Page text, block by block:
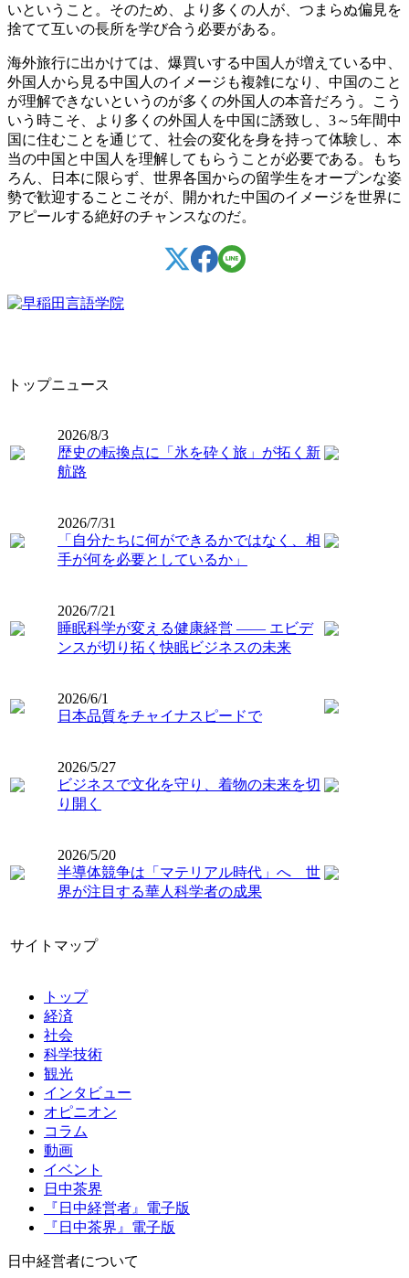
いということ。そのため、より多くの人が、つまらぬ偏見を
捨てて互いの長所を学び合う必要がある。
海外旅行に出かけては、爆買いする中国人が増えている中、
外国人から見る中国人のイメージも複雑になり、中国のこと
が理解できないというのが多くの外国人の本音だろう。こう
いう時こそ、より多くの外国人を中国に誘致し、3～5年間中
国に住むことを通じて、社会の変化を身を持って体験し、本
当の中国と中国人を理解してもらうことが必要である。もち
ろん、日本に限らず、世界各国からの留学生をオープンな姿
勢で歓迎することこそが、開かれた中国のイメージを世界に
アピールする絶好のチャンスなのだ。
トップニュース
2026/8/3
歴史の転換点に「氷を砕く旅」が拓く新
航路
2026/7/31
「自分たちに何ができるかではなく、相
手が何を必要としているか」
2026/7/21
睡眠科学が変える健康経営 ―― エビデ
ンスが切り拓く快眠ビジネスの未来
2026/6/1
日本品質をチャイナスピードで
2026/5/27
ビジネスで文化を守り、着物の未来を切
り開く
2026/5/20
半導体競争は「マテリアル時代」へ 世
界が注目する華人科学者の成果
サイトマップ
トップ
経済
社会
科学技術
観光
インタビュー
オピニオン
コラム
動画
イベント
日中茶界
『日中経営者』電子版
『日中茶界』電子版
日中経営者について